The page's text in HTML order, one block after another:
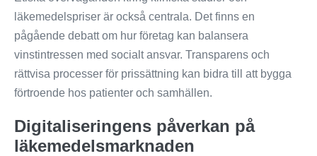
läkemedelspriser är också centrala. Det finns en
pågående debatt om hur företag kan balansera
vinstintressen med socialt ansvar. Transparens och
rättvisa processer för prissättning kan bidra till att bygga
förtroende hos patienter och samhällen.
Digitaliseringens påverkan på
läkemedelsmarknaden